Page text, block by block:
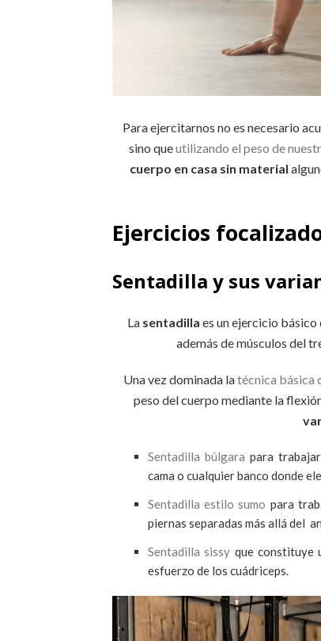
Para ejercitarnos no es necesario
sino queutilizando el peso de
cuerpo en casa sin material
Ejercicios
Sentadilla y sus
La sentadilla es un ejercicio
además de músculos del
Una vez dominada latécnica básica
peso del cuerpo mediante la
Sentadilla búlgara para
cama o cualquier banco donde
Sentadilla estilo sumo para
piernas separadas más allá del
Sentadilla sissy que constituye
esfuerzo de los cuádriceps.